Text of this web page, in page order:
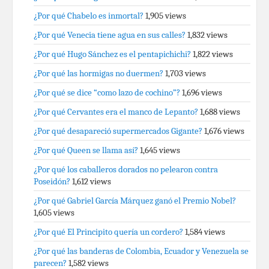
¿Por qué Chabelo es inmortal? 1,905 views
¿Por qué Venecia tiene agua en sus calles? 1,832 views
¿Por qué Hugo Sánchez es el pentapichichi? 1,822 views
¿Por qué las hormigas no duermen? 1,703 views
¿Por qué se dice “como lazo de cochino”? 1,696 views
¿Por qué Cervantes era el manco de Lepanto? 1,688 views
¿Por qué desapareció supermercados Gigante? 1,676 views
¿Por qué Queen se llama así? 1,645 views
¿Por qué los caballeros dorados no pelearon contra
Poseidón? 1,612 views
¿Por qué Gabriel García Márquez ganó el Premio Nobel?
1,605 views
¿Por qué El Principito quería un cordero? 1,584 views
¿Por qué las banderas de Colombia, Ecuador y Venezuela se
parecen? 1,582 views